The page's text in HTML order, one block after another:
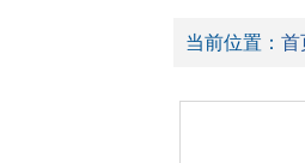
当前位置： 首